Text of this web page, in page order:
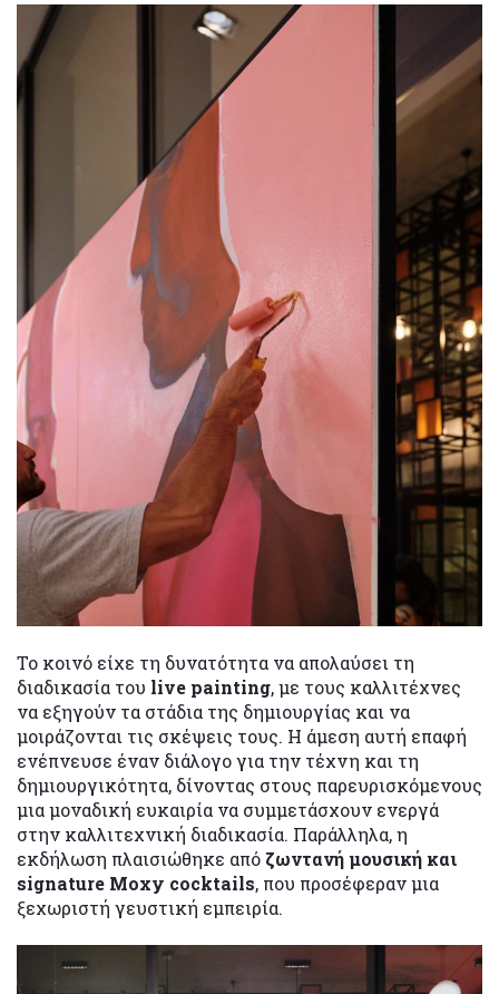
Το κοινό είχε τη δυνατότητα να απολαύσει τη
διαδικασία του live painting, με τους καλλιτέχνες
να εξηγούν τα στάδια της δημιουργίας και να
μοιράζονται τις σκέψεις τους. Η άμεση αυτή επαφή
ενέπνευσε έναν διάλογο για την τέχνη και τη
δημιουργικότητα, δίνοντας στους παρευρισκόμενους
μια μοναδική ευκαιρία να συμμετάσχουν ενεργά
στην καλλιτεχνική διαδικασία. Παράλληλα, η
εκδήλωση πλαισιώθηκε από ζωντανή μουσική και
signature Moxy cocktails, που προσέφεραν μια
ξεχωριστή γευστική εμπειρία.